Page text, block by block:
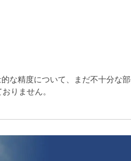
な精度について、まだ不十分な
りません。